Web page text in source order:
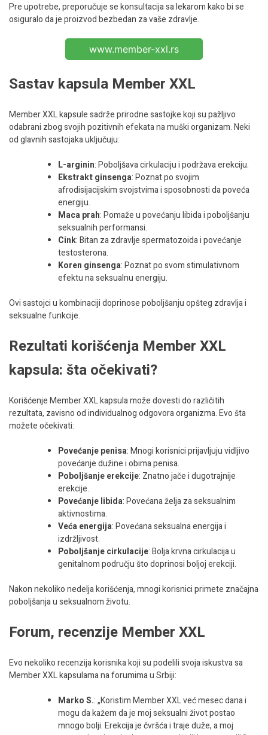
Pre upotrebe, preporučuje se konsultacija sa lekarom kako bi se
osiguralo da je proizvod bezbedan za vaše zdravlje.
www.member-xxl.rs
Sastav kapsula Member XXL
Member XXL kapsule sadrže prirodne sastojke koji su pažljivo
odabrani zbog svojih pozitivnih efekata na muški organizam. Neki
od glavnih sastojaka uključuju:
L-arginin: Poboljšava cirkulaciju i podržava erekciju.
Ekstrakt ginsenga: Poznat po svojim
afrodisijacijskim svojstvima i sposobnosti da poveća
energiju.
Maca prah: Pomaže u povećanju libida i poboljšanju
seksualnih performansi.
Cink: Bitan za zdravlje spermatozoida i povećanje
testosterona.
Koren ginsenga: Poznat po svom stimulativnom
efektu na seksualnu energiju.
Ovi sastojci u kombinaciji doprinose poboljšanju opšteg zdravlja i
seksualne funkcije.
Rezultati korišćenja Member XXL
kapsula: šta očekivati?
Korišćenje Member XXL kapsula može dovesti do različitih
rezultata, zavisno od individualnog odgovora organizma. Evo šta
možete očekivati:
Povećanje penisa: Mnogi korisnici prijavljuju vidljivo
povećanje dužine i obima penisa.
Poboljšanje erekcije: Znatno jače i dugotrajnije
erekcije.
Povećanje libida: Povećana želja za seksualnim
aktivnostima.
Veća energija: Povećana seksualna energija i
izdržljivost.
Poboljšanje cirkulacije: Bolja krvna cirkulacija u
genitalnom području što doprinosi boljoj erekciji.
Nakon nekoliko nedelja korišćenja, mnogi korisnici primete značajna
poboljšanja u seksualnom životu.
Forum, recenzije Member XXL
Evo nekoliko recenzija korisnika koji su podelili svoja iskustva sa
Member XXL kapsulama na forumima u Srbiji:
Marko S.: „Koristim Member XXL već mesec dana i
mogu da kažem da je moj seksualni život postao
mnogo bolji. Erekcija je čvršća i traje duže, a moj